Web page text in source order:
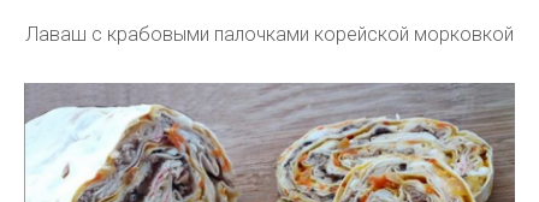
Лаваш с крабовыми палочками корейской морковкой